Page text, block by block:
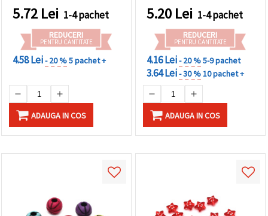
confecționare bijuterii,
brățări și decorațiuni
5.72 Lei 1-4 pachet
REDUCERI
PENTRU CANTITATE
4.58 Lei- 20 %5 pachet +
ADAUGA IN COS
5.20 Lei 1-4 pachet
REDUCERI
PENTRU CANTITATE
4.16 Lei- 20 %5-9 pachet
3.64 Lei- 30 %10 pachet +
ADAUGA IN COS